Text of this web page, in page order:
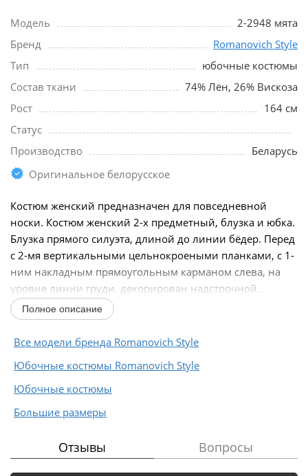
Модель
2-2948 мята
Бренд
Romanovich Style
Тип
юбочные костюмы
Состав ткани
74% Лён, 26% Вискоза
Рост
164 см
Статус
Производство
Беларусь
Оригинальное белорусское
Костюм женский предназначен для повседневной
носки. Костюм женский 2-х предметный, блузка и юбка.
Блузка прямого силуэта, длиной до линии бёдер. Перед
с 2-мя вертикальными цельнокроеными планками, с 1-
ним накладным прямоугольным карманом слева, на
уровне линии груди, декорирован надстрочной...
Полное описание
Все модели бренда Romanovich Style
Юбочные костюмы Romanovich Style
Юбочные костюмы
Большие размеры
Отзывы Вопросы